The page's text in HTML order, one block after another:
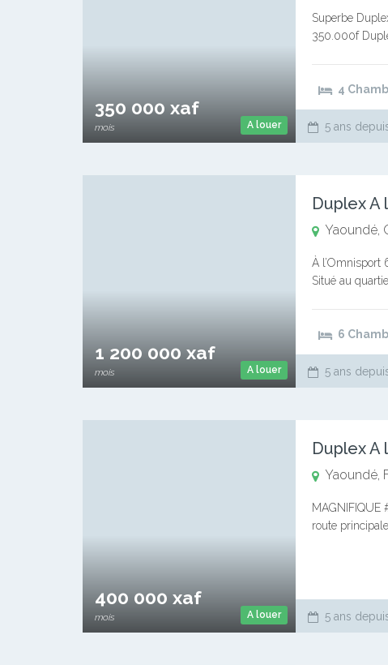
A louer
350 000 xaf
mois
Superbe
350.000f
4
5 ans
A louer
1 200 000 xaf
mois
Duplex A
Yaoundé,
À l’Omnisport
Situé au
6
5 ans
A louer
400 000 xaf
mois
Duplex A
Yaoundé,
MAGNIFIQUE
route
5 ans